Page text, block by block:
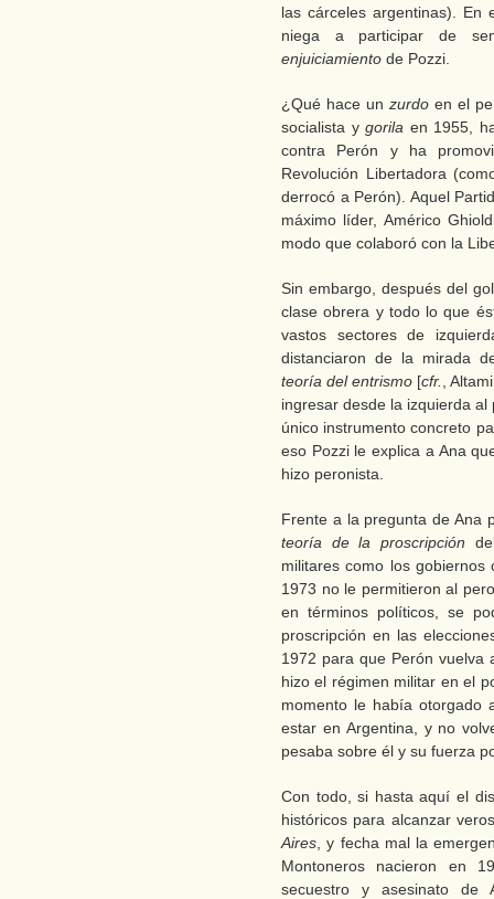
las cárceles argentinas). En
niega a participar de
enjuiciamiento de Pozzi.
¿Qué hace unzurdo en el
socialista ygorila en 1955,
contra Perón y ha
Revolución Libertadora
derrocó a Perón). Aquel
máximo líder, Américo
modo que colaboró con la
Sin embargo, después del
clase obrera y todo lo que
vastos sectores de
distanciaron de la mirada
teoría del entrismo [cfr.
,
ingresar desde la izquierda
único instrumento concreto
eso Pozzi le explica a Ana
hizo peronista.
Frente a la pregunta de Ana
teoría de la proscripción
militares como los
1973 no le permitieron al
en términos políticos, se
proscripción en las
1972 para que Perón vuelva
hizo el régimen militar en el
momento le había otorgado
estar en Argentina, y no
pesaba sobre él y su fuerza
Con todo, si hasta aquí el
históricos para alcanzar
Aires , y fecha mal la
Montoneros nacieron en
secuestro y asesinato de